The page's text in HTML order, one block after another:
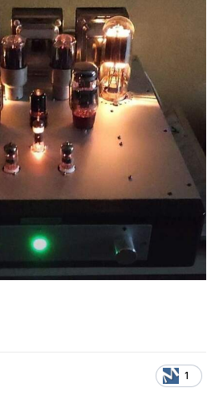
1